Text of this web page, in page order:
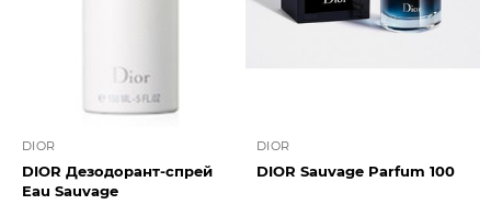
DIOR
DIOR Дезодорант-спрей
Eau Sauvage
DIOR
DIOR Sauvage Parfum 100